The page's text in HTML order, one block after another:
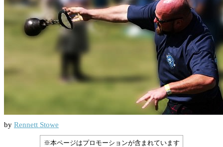
by Rennett Stowe
※本ページはプロモーションが含まれています